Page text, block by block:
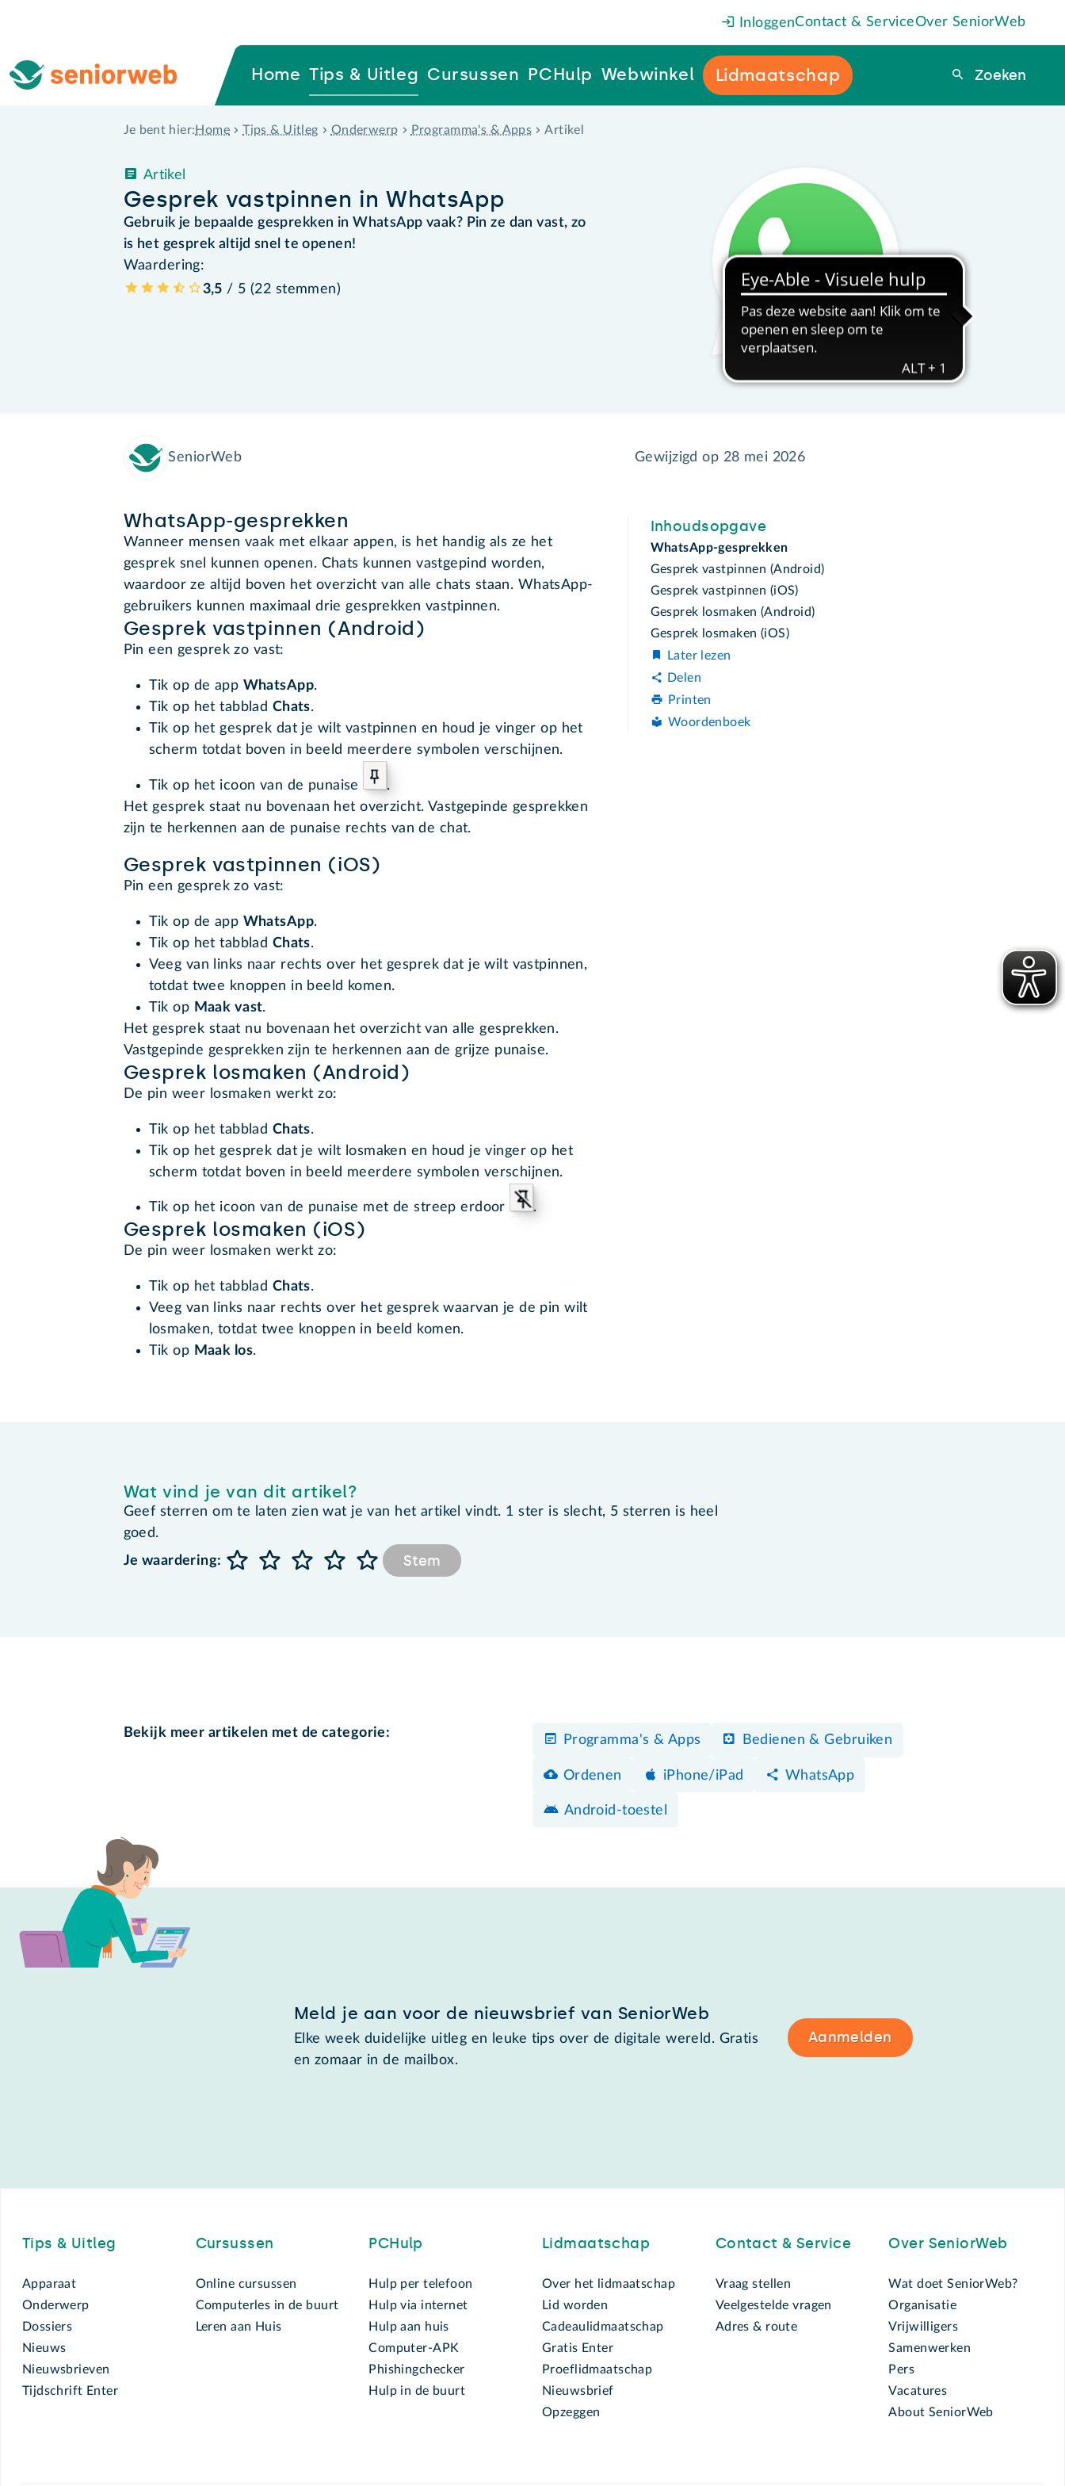
InloggenContact & ServiceOver SeniorWeb
Home Tips & Uitleg Cursussen PCHulp Webwinkel Lidmaatschap Zoeken
Zoeken
Je bent hier: Home Tips & Uitleg Onderwerp Programma's & Apps Artikel
Gesprek vastpinnen in WhatsApp
Artikel
Gebruik je bepaalde gesprekken in WhatsApp vaak? Pin ze dan vast, zo
is het gesprek altijd snel te openen!
Waardering:
3,5 / 5 (22 stemmen)
SeniorWeb Gewijzigd op 28 mei 2026
WhatsApp-gesprekken
Wanneer mensen vaak met elkaar appen, is het handig als ze het
gesprek snel kunnen openen. Chats kunnen vastgepind worden,
waardoor ze altijd boven het overzicht van alle chats staan. WhatsApp-
gebruikers kunnen maximaal drie gesprekken vastpinnen.
Gesprek vastpinnen (Android)
Pin een gesprek zo vast:
Tik op de app WhatsApp.
Tik op het tabblad Chats.
Tik op het gesprek dat je wilt vastpinnen en houd je vinger op het
scherm totdat boven in beeld meerdere symbolen verschijnen.
Tik op het icoon van de punaise
.
Het gesprek staat nu bovenaan het overzicht. Vastgepinde gesprekken
zijn te herkennen aan de punaise rechts van de chat.
Gesprek vastpinnen (iOS)
Pin een gesprek zo vast:
Tik op de app WhatsApp.
Tik op het tabblad Chats.
Veeg van links naar rechts over het gesprek dat je wilt vastpinnen,
totdat twee knoppen in beeld komen.
Tik op Maak vast.
Het gesprek staat nu bovenaan het overzicht van alle gesprekken.
Vastgepinde gesprekken zijn te herkennen aan de grijze punaise.
Gesprek losmaken (Android)
De pin weer losmaken werkt zo:
Tik op het tabblad Chats.
Tik op het gesprek dat je wilt losmaken en houd je vinger op het
scherm totdat boven in beeld meerdere symbolen verschijnen.
Tik op het icoon van de punaise met de streep erdoor .
Gesprek losmaken (iOS)
De pin weer losmaken werkt zo:
Tik op het tabblad Chats.
Veeg van links naar rechts over het gesprek waarvan je de pin wilt
losmaken, totdat twee knoppen in beeld komen.
Tik op Maak los.
Inhoudsopgave
WhatsApp-gesprekken
Gesprek vastpinnen (Android)
Gesprek vastpinnen (iOS)
Gesprek losmaken (Android)
Gesprek losmaken (iOS)
Later lezen
Delen
Printen
Woordenboek
Wat vind je van dit artikel?
Geef sterren om te laten zien wat je van het artikel vindt. 1 ster is slecht, 5 sterren is heel
goed.
Je waardering:
Stem
Bekijk meer artikelen met de categorie:
Programma's & Apps Bedienen & Gebruiken
Ordenen iPhone/iPad WhatsApp
Android-toestel
Meld je aan voor de nieuwsbrief van SeniorWeb
Elke week duidelijke uitleg en leuke tips over de digitale wereld. Gratis
en zomaar in de mailbox.
Aanmelden
Tips & Uitleg
Apparaat
Onderwerp
Dossiers
Nieuws
Nieuwsbrieven
Tijdschrift Enter
Cursussen
Online cursussen
Computerles in de buurt
Leren aan Huis
PCHulp
Hulp per telefoon
Hulp via internet
Hulp aan huis
Computer-APK
Phishingchecker
Hulp in de buurt
Lidmaatschap
Over het lidmaatschap
Lid worden
Cadeaulidmaatschap
Gratis Enter
Proeflidmaatschap
Nieuwsbrief
Opzeggen
Contact & Service
Vraag stellen
Veelgestelde vragen
Adres & route
Over SeniorWeb
Wat doet SeniorWeb?
Organisatie
Vrijwilligers
Samenwerken
Pers
Vacatures
About SeniorWeb